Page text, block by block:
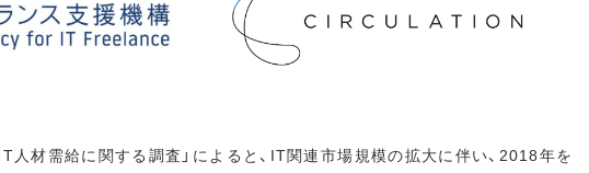
材需給に関する調査」によると、IT関連市場規模の拡大に伴い、2018年を